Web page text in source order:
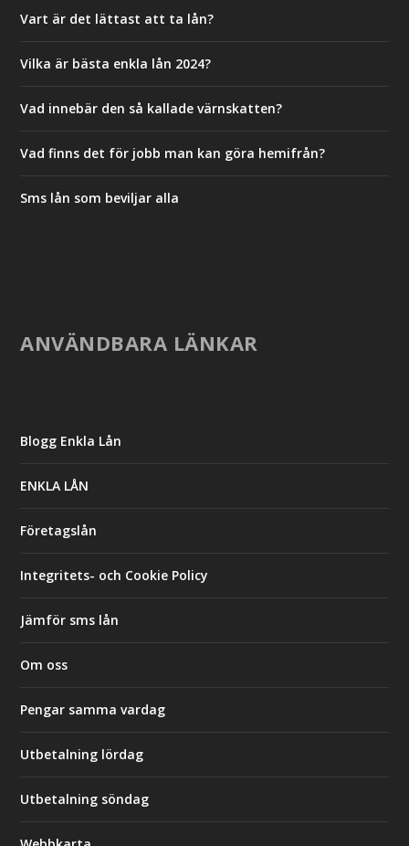
Vart är det lättast att ta lån?
Vilka är bästa enkla lån 2024?
Vad innebär den så kallade värnskatten?
Vad finns det för jobb man kan göra hemifrån?
Sms lån som beviljar alla
ANVÄNDBARA LÄNKAR
Blogg Enkla Lån
ENKLA LÅN
Företagslån
Integritets- och Cookie Policy
Jämför sms lån
Om oss
Pengar samma vardag
Utbetalning lördag
Utbetalning söndag